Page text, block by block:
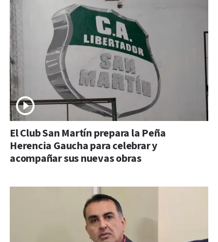
El Club San Martín prepara la Peña
Herencia Gaucha para celebrar y
acompañar sus nuevas obras